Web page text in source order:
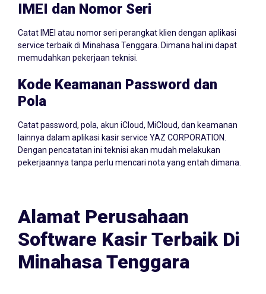
IMEI dan Nomor Seri
Catat IMEI atau nomor seri perangkat klien dengan aplikasi
service terbaik di Minahasa Tenggara. Dimana hal ini dapat
memudahkan pekerjaan teknisi.
Kode Keamanan Password dan
Pola
Catat password, pola, akun iCloud, MiCloud, dan keamanan
lainnya dalam aplikasi kasir service YAZ CORPORATION.
Dengan pencatatan ini teknisi akan mudah melakukan
pekerjaannya tanpa perlu mencari nota yang entah dimana.
Alamat Perusahaan
Software Kasir Terbaik Di
Minahasa Tenggara